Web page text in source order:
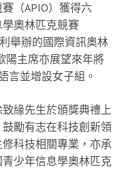
（APIO）獲得六
奧林匹克競賽
舉辦的國際資訊奧林
陽主席亦展望來年將
言並增設女子組。
緣先生於頒獎典禮上
勵有志在科技創新領
科技相關專業，亦承
少年信息學奧林匹克